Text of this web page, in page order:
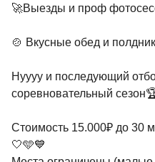
🚀Выезды и проф
🍲 Вкусные обед и полдник
Нуууу и последующий
соревновательный
Стоимость 15.000₽ до 30
🤍🩵💙